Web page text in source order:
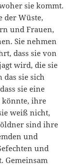
sie kommt.
der Wüste,
und Frauen,
Sie nehmen
dass sie von
wird, die sie
sie sich
sie eine
könnte, ihre
weiß nicht,
sind ihre
und
und
Gemeinsam